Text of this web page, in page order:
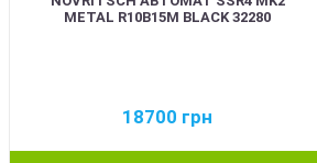
METAL R10B15M BLACK 32280
18700 грн